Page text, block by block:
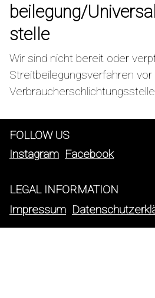
beilegung/
stelle
Wir sind nicht bereit oder
Streitbeilegungsverfahren vor
FOLLOW US
Instagram Facebook
LEGAL INFORMATION
Impressum